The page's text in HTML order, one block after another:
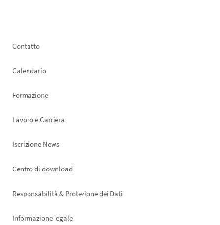
Footer
Contatto
Calendario
Formazione
Lavoro e Carriera
Iscrizione News
Footer
Centro di download
Responsabilità & Protezione dei Dati
Informazione legale